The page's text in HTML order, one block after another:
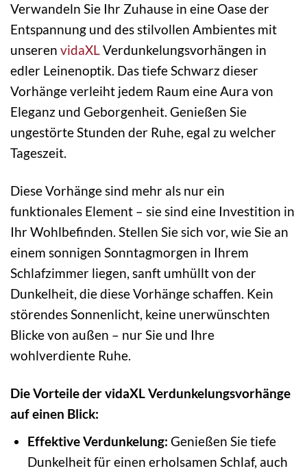
Verwandeln Sie Ihr Zuhause in eine Oase der
Entspannung und des stilvollen Ambientes mit
unseren vidaXLVerdunkelungsvorhängen in
edler Leinenoptik. Das tiefe Schwarz dieser
Vorhänge verleiht jedem Raum eine Aura von
Eleganz und Geborgenheit. Genießen Sie
ungestörte Stunden der Ruhe, egal zu welcher
Tageszeit.
Diese Vorhänge sind mehr als nur ein
funktionales Element – sie sind eine Investition in
Ihr Wohlbefinden. Stellen Sie sich vor, wie Sie an
einem sonnigen Sonntagmorgen in Ihrem
Schlafzimmer liegen, sanft umhüllt von der
Dunkelheit, die diese Vorhänge schaffen. Kein
störendes Sonnenlicht, keine unerwünschten
Blicke von außen – nur Sie und Ihre
wohlverdiente Ruhe.
Die Vorteile der vidaXL Verdunkelungsvorhänge
auf einen Blick:
Effektive Verdunkelung: Genießen Sie tiefe
Dunkelheit für einen erholsamen Schlaf, auch